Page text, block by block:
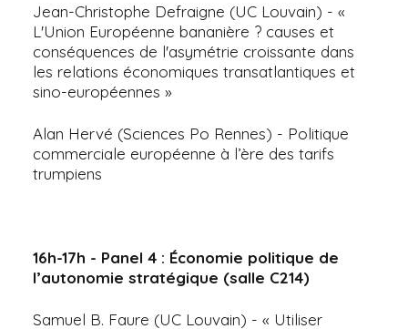
Jean-Christophe Defraigne (UC Louvain) - «
L'Union Européenne bananière ? causes et
conséquences de l'asymétrie croissante dans
les relations économiques transatlantiques et
sino-européennes »
Alan Hervé (Sciences Po Rennes) - Politique
commerciale européenne à l’ère des tarifs
trumpiens
16h-17h - Panel 4 : Économie politique de
l’autonomie stratégique (salle C214)
Samuel B. Faure (UC Louvain) - « Utiliser